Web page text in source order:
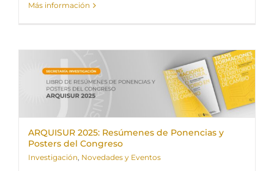
Más información
ARQUISUR 2025: Resúmenes de Ponencias y
Posters del Congreso
Investigación, Novedades y Eventos